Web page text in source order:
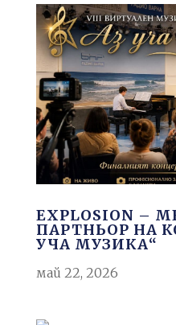
EXPLOSION –
ПАРТНЬОР НА
УЧА МУЗИКА“
май 22, 2026